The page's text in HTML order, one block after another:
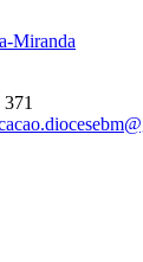
Miranda